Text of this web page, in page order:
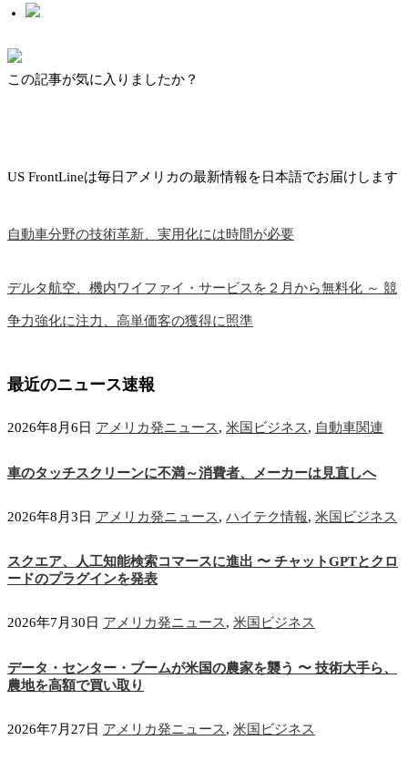
この記事が気に入りましたか？
US FrontLineは毎日アメリカの最新情報を日本語でお届けします
自動車分野の技術革新、実用化には時間が必要
デルタ航空、機内ワイファイ・サービスを２月から無料化 ～ 競
争力強化に注力、高単価客の獲得に照準
最近のニュース速報
2026年8月6日 アメリカ発ニュース, 米国ビジネス, 自動車関連
車のタッチスクリーンに不満～消費者、メーカーは見直しへ
2026年8月3日 アメリカ発ニュース, ハイテク情報, 米国ビジネス
スクエア、人工知能検索コマースに進出 〜 チャットGPTとクロ
ードのプラグインを発表
2026年7月30日 アメリカ発ニュース, 米国ビジネス
データ・センター・ブームが米国の農家を襲う 〜 技術大手ら、
農地を高額で買い取り
2026年7月27日 アメリカ発ニュース, 米国ビジネス